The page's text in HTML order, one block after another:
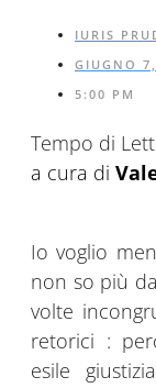
IURIS
GIUGNO
5:00 PM
Tempo di
a cura di
Io voglio
non so più
volte
retorici :
esile